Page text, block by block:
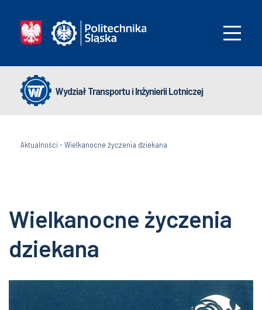
Wydział Transportu i Inżynierii Lotniczej
Aktualności-Wielkanocne życzenia dziekana
Wielkanocne życzenia
dziekana